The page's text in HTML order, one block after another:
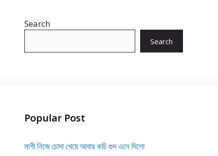
Search
Search
Popular Post
মাগী নিজে চোদা খেয়ে আবার কচি গুদ এনে দিলো